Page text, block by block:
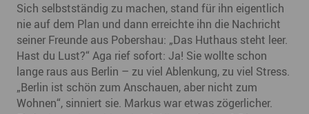
Sich selbstständig zu machen, stand für ihn eigentlich
nie auf dem Plan und dann erreichte ihn die Nachricht
seiner Freunde aus Pobershau: „Das Huthaus steht leer.
Hast du Lust?“ Aga rief sofort: Ja! Sie wollte schon
lange raus aus Berlin – zu viel Ablenkung, zu viel Stress.
„Berlin ist schön zum Anschauen, aber nicht zum
Wohnen“, sinniert sie. Markus war etwas zögerlicher.